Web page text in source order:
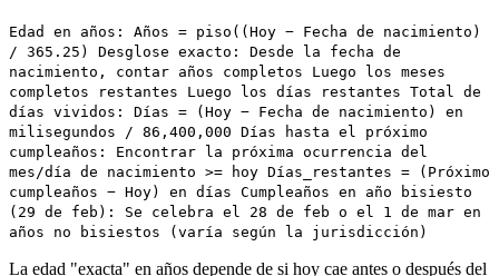
Edad en años: Años = piso((Hoy − Fecha de nacimiento)
/ 365.25) Desglose exacto: Desde la fecha de
nacimiento, contar años completos Luego los meses
completos restantes Luego los días restantes Total de
días vividos: Días = (Hoy − Fecha de nacimiento) en
milisegundos / 86,400,000 Días hasta el próximo
cumpleaños: Encontrar la próxima ocurrencia del
mes/día de nacimiento >= hoy Días_restantes = (Próximo
cumpleaños − Hoy) en días Cumpleaños en año bisiesto
(29 de feb): Se celebra el 28 de feb o el 1 de mar en
años no bisiestos (varía según la jurisdicción)
La edad "exacta" en años depende de si hoy cae antes o después del